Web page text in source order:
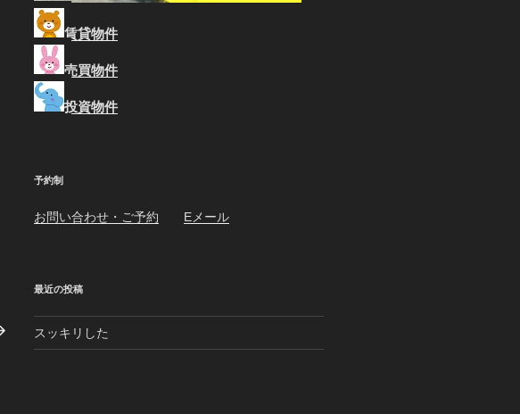
賃貸物件
売買物件
投資物件
予約制
お問い合わせ・ご予約 Eメール
最近の投稿
スッキリした